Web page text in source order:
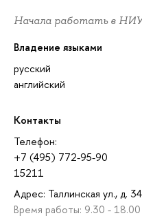
Начала работать в
Владение языками
русский
английский
Контакты
Телефон:
+7 (495) 772-95-90
15211
Адрес: Таллинская ул., д.
Время работы: 9.30 - 18.00